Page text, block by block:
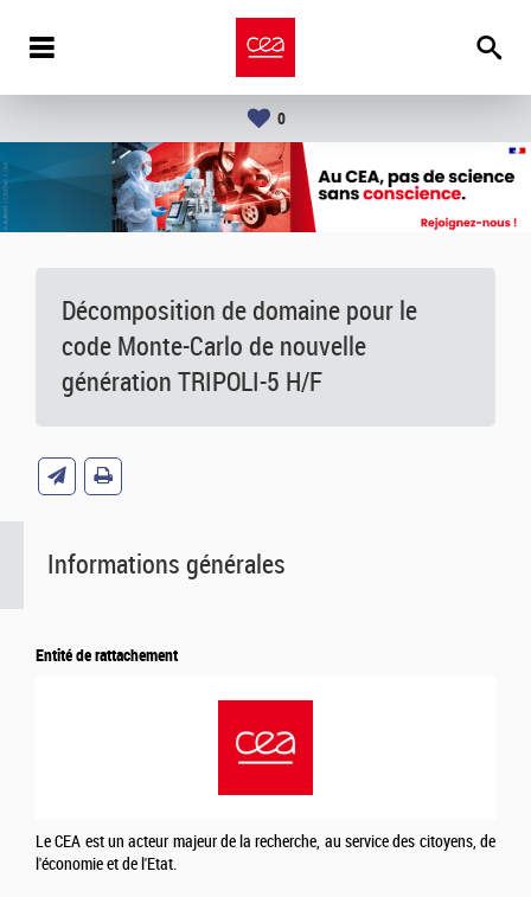
0
Décomposition de domaine pour le
code Monte-Carlo de nouvelle
génération TRIPOLI-5 H/F
Informations générales
Entité de rattachement
Le CEA est un acteur majeur de la recherche, au service des citoyens, de
l'économie et de l'Etat.